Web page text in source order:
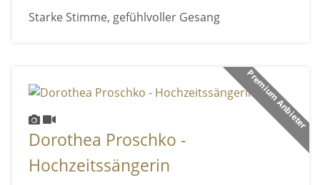
Starke Stimme, gefühlvoller Gesang
Premium Anbieter
Dorothea Proschko -
Hochzeitssängerin